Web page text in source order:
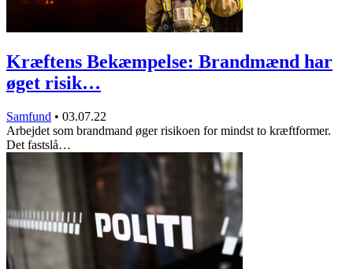
Kræftens Bekæmpelse: Brandmænd har
øget risik…
Samfund • 03.07.22
Arbejdet som brandmand øger risikoen for mindst to kræftformer.
Det fastslå…